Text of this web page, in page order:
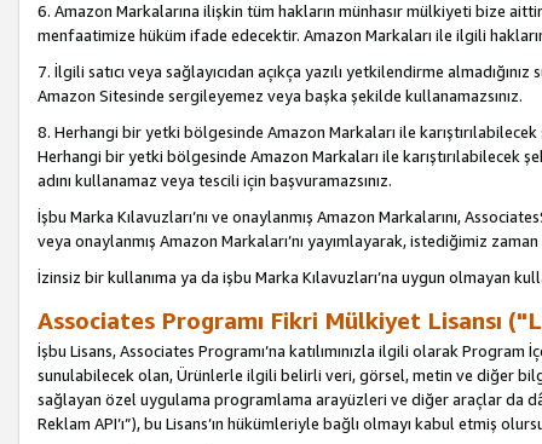
6. Amazon Markalarına ilişkin tüm hakların münhasır mülkiyeti bize
menfaatimize hüküm ifade edecektir. Amazon Markaları ile ilgili
7. İlgili satıcı veya sağlayıcıdan açıkça yazılı yetkilendirme
Amazon Sitesinde sergileyemez veya başka şekilde kullanamazsınız.
8. Herhangi bir yetki bölgesinde Amazon Markaları ile
Herhangi bir yetki bölgesinde Amazon Markaları ile karıştırılabilecek
adını kullanamaz veya tescili için başvuramazsınız.
İşbu Marka Kılavuzları’nı ve onaylanmış Amazon Markalarını,
veya onaylanmış Amazon Markaları’nı yayımlayarak, istediğimiz
İzinsiz bir kullanıma ya da işbu Marka Kılavuzları’na uygun olmayan
Associates Programı Fikri Mülkiyet Lisansı
İşbu Lisans, Associates Programı’na katılımınızla ilgili olarak Program
sunulabilecek olan, Ürünlerle ilgili belirli veri, görsel, metin ve diğer
sağlayan özel uygulama programlama arayüzleri ve diğer araçlar da
Reklam API’ı”), bu Lisans’ın hükümleriyle bağlı olmayı kabul etmiş